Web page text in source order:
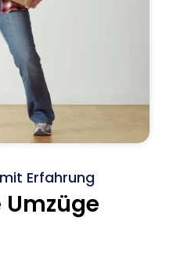
Erfahrung